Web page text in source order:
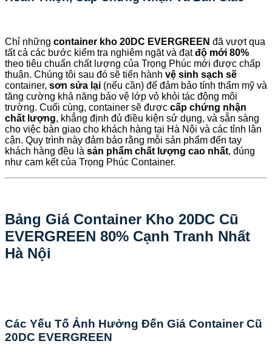
Chỉ những container kho 20DC EVERGREEN đã vượt qua
tất cả các bước kiểm tra nghiêm ngặt và đạtđộ mới 80%
theo tiêu chuẩn chất lượng của Trọng Phúc mới được chấp
thuận. Chúng tôi sau đó sẽ tiến hành vệ sinh sạch sẽ
container, sơn sửa lại (nếu cần) để đảm bảo tính thẩm mỹ và
tăng cường khả năng bảo vệ lớp vỏ khỏi tác động môi
trường. Cuối cùng, container sẽ được cấp chứng nhận
chất lượng, khẳng định đủ điều kiện sử dụng, và sẵn sàng
cho việc bàn giao cho khách hàng tại Hà Nội và các tỉnh lân
cận. Quy trình này đảm bảo rằng mỗi sản phẩm đến tay
khách hàng đều là sản phẩm chất lượng cao nhất, đúng
như cam kết của Trọng Phúc Container.
Bảng Giá Container Kho 20DC Cũ
EVERGREEN 80% Cạnh Tranh Nhất
Hà Nội
Các Yếu Tố Ảnh Hưởng Đến Giá Container Cũ
20DC EVERGREEN